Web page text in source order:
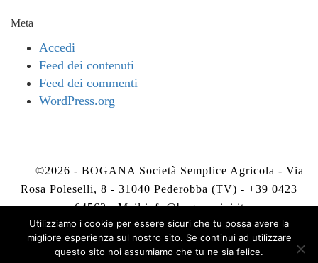
Meta
Accedi
Feed dei contenuti
Feed dei commenti
WordPress.org
©2026 - BOGANA Società Semplice Agricola - Via
Rosa Poleselli, 8 - 31040 Pederobba (TV) - +39 0423
64563 - Mailinfo@boganavini.it
Privacy Policy-Cookie Policy
Utilizziamo i cookie per essere sicuri che tu possa avere la
migliore esperienza sul nostro sito. Se continui ad utilizzare
questo sito noi assumiamo che tu ne sia felice.